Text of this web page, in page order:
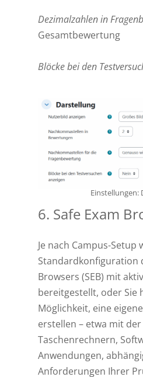
Dezimalzahlen in
Gesamtbewertung
Blöcke bei den
Einstellungen:
6. Safe Exam
Je nach Campus-
Standardkonfiguration
Browsers (SEB) mit
bereitgestellt, oder Sie
Möglichkeit, eine
erstellen – etwa mit
Taschenrechnern,
Anwendungen,
Anforderungen Ihrer